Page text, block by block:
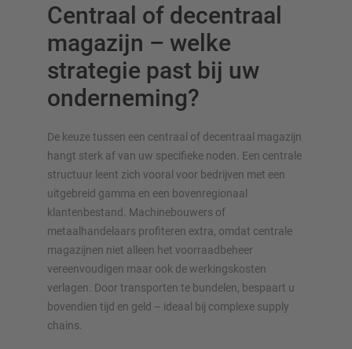
Centraal of decentraal
magazijn – welke
strategie past bij uw
onderneming?
De keuze tussen een centraal of decentraal magazijn
hangt sterk af van uw specifieke noden. Een centrale
structuur leent zich vooral voor bedrijven met een
uitgebreid gamma en een bovenregionaal
klantenbestand. Machinebouwers of
metaalhandelaars profiteren extra, omdat centrale
magazijnen niet alleen het voorraadbeheer
vereenvoudigen maar ook de werkingskosten
verlagen. Door transporten te bundelen, bespaart u
bovendien tijd en geld – ideaal bij complexe supply
chains.